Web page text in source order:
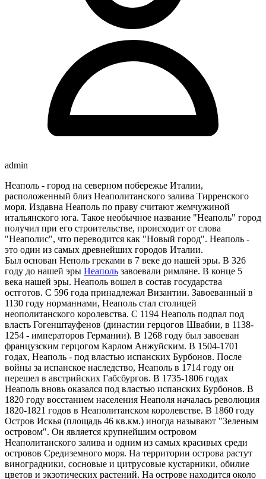
admin
Неаполь - город на северном побережье Италии,
расположенный близ Неаполитанского залива Тирренского
моря. Издавна Неаполь по праву считают жемчужиной
итальянского юга. Такое необычное название "Неаполь" город
получил при его строительстве, происходит от слова
"Неаполис", что переводится как "Новый город". Неаполь -
это один из самых древнейших городов Италии.
Был основан Неполь греками в 7 веке до нашей эры. В 326
году до нашей эры Неаполь завоевали римляне. В конце 5
века нашей эры. Неаполь вошел в состав государства
остготов. С 596 года принадлежал Византии. Завоеванный в
1130 году норманнами, Неаполь стал столицей
неополитанского королевства. С 1194 Неаполь подпал под
власть Гогенштауфенов (династии герцогов Швабии, в 1138-
1254 - императоров Германии). В 1268 году был завоеван
французским герцогом Карлом Анжуйским. В 1504-1701
годах, Неаполь - под властью испанских Бурбонов. После
войны за испанское наследство, Неаполь в 1714 году он
перешел в австрийских Габсбургов. В 1735-1806 годах
Неаполь вновь оказался под властью испанских Бурбонов. В
1820 году восстанием населения Неаполя началась революция
1820-1821 годов в Неаполитанском королевстве. В 1860 году
Остров Искья (площадь 46 кв.км.) иногда называют "Зеленым
островом". Он является крупнейшим островом
Неаполитанского залива и одним из самых красивых среди
островов Средиземного моря. На территории острова растут
виноградники, сосновые и цитрусовые кустарники, обилие
цветов и экзотических растений. На острове находится около